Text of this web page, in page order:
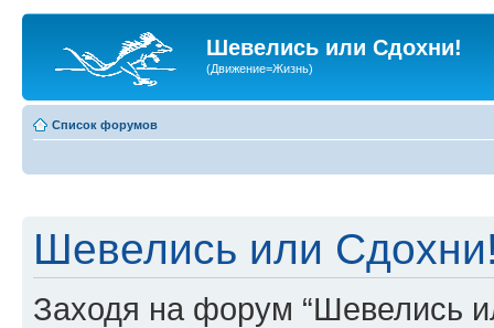
Шевелись или Сдохни!
(Движение=Жизнь)
Список форумов
Шевелись или
Заходя на форум “Шевелись